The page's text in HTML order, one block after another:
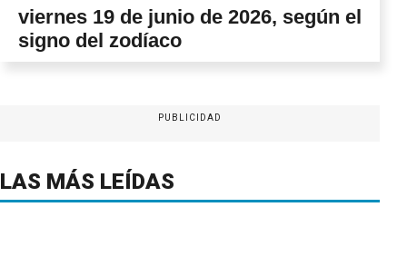
viernes 19 de junio de 2026, según el
signo del zodíaco
PUBLICIDAD
LAS MÁS LEÍDAS